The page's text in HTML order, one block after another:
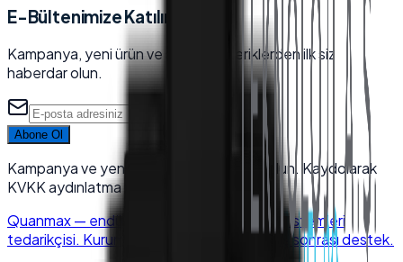
E-Bültenimize Katılın
Kampanya, yeni ürün ve sektörel içeriklerden ilk siz
haberdar olun.
Abone Ol
Kampanya ve yeni ürünlerden haberdar olun. Kaydolarak
KVKK aydınlatma metnini kabul edersiniz.
Quanmax— endüstriyel elektronik & POS sistemleri
tedarikçisi. Kurumsal kalite, hızlı kargo, satış sonrası destek.